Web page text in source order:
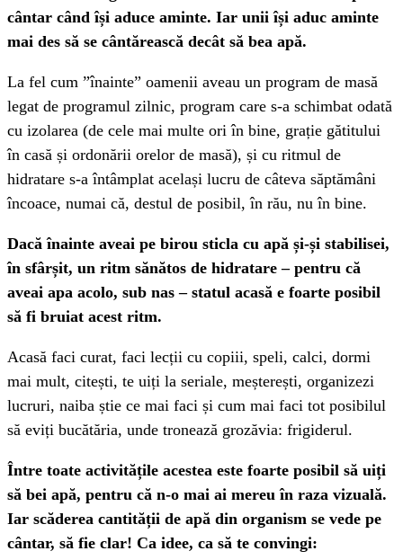
cântar când își aduce aminte. Iar unii își aduc aminte
mai des să se cântărească decât să bea apă.
La fel cum ”înainte” oamenii aveau un program de masă
legat de programul zilnic, program care s-a schimbat odată
cu izolarea (de cele mai multe ori în bine, grație gătitului
în casă și ordonării orelor de masă), și cu ritmul de
hidratare s-a întâmplat același lucru de câteva săptămâni
încoace, numai că, destul de posibil, în rău, nu în bine.
Dacă înainte aveai pe birou sticla cu apă și-și stabilisei,
în sfârșit, un ritm sănătos de hidratare – pentru că
aveai apa acolo, sub nas – statul acasă e foarte posibil
să fi bruiat acest ritm.
Acasă faci curat, faci lecții cu copiii, speli, calci, dormi
mai mult, citești, te uiți la seriale, meșterești, organizezi
lucruri, naiba știe ce mai faci și cum mai faci tot posibilul
să eviți bucătăria, unde tronează grozăvia: frigiderul.
Între toate activitățile acestea este foarte posibil să uiți
să bei apă, pentru că n-o mai ai mereu în raza vizuală.
Iar scăderea cantității de apă din organism se vede pe
cântar, să fie clar! Ca idee, ca să te convingi: